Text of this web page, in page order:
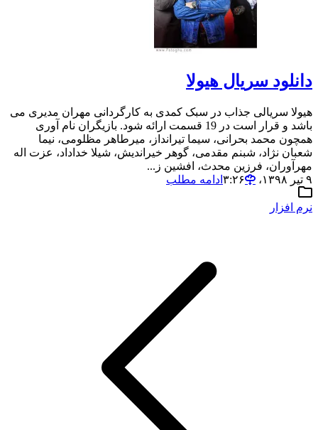
دانلود سریال هیولا
هیولا سریالی جذاب در سبک کمدی به کارگردانی مهران مدیری می
باشد و قرار است در 19 قسمت ارائه شود. بازیگران نام آوری
همچون محمد بحرانی، سیما تیرانداز، میرطاهر مظلومی، نیما
شعبان نژاد، شبنم مقدمی، گوهر خیراندیش، شیلا خداداد، عزت اله
مهرآوران، فرزین محدث، افشین ز...
۹ تیر ۱۳۹۸،‏ ۳:۲۶
ادامه مطلب
نرم افزار